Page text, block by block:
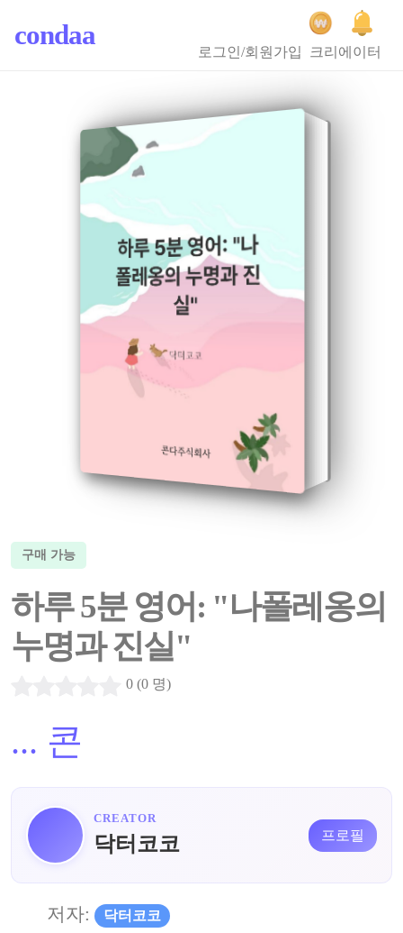
condaa
로그인/회원가입 크리에이터
구매 가능
하루 5분 영어: "나폴레옹의
누명과 진실"
0 (0 명)
... 콘
CREATOR
닥터코코 프로필
저자: 닥터코코